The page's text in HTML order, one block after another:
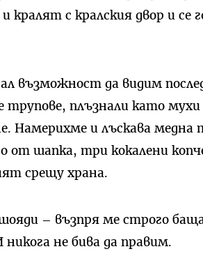
кралят с кралския двор и се
възможност да видим
трупове, плъзнали като
Намерихме и лъскава медна
от шапка, три кокалени
срещу храна.
– възпря ме строго
не бива да правим.